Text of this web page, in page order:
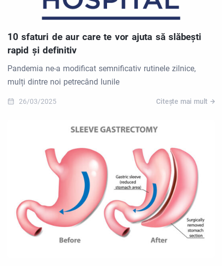
10 sfaturi de aur care te vor ajuta să slăbești
rapid și definitiv
Pandemia ne-a modificat semnificativ rutinele zilnice,
mulți dintre noi petrecând lunile
26/03/2025 Citește mai mult